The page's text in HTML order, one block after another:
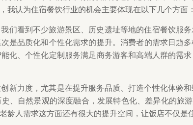
认为住宿餐饮行业的机会主要体现在以下几个方面：
们看到不少旅游景区、历史遗址等地的住宿餐饮服
是品质化和个性化需求的提升。消费者的需求日趋
化、个性化定制服务满足商务游客和高端人群的需
新力度，尤其是在提升服务品质、打造个性化体验
、自然景观的深度融合，发展特色化、差异化的旅
人需求这方面还有很大的提升空间，让饭店不仅是